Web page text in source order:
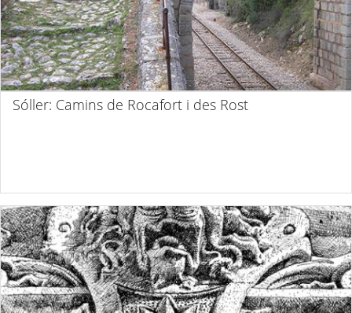
Sóller: Camins de Rocafort i des Rost